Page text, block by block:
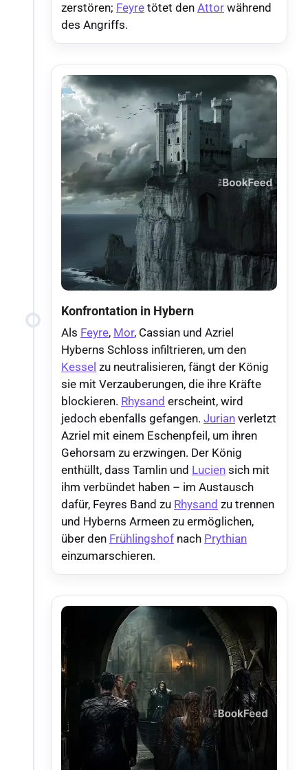
zerstören; Feyre tötet den Attor während
des Angriffs.
Konfrontation in Hybern
Als Feyre, Mor, Cassian und Azriel
Hyberns Schloss infiltrieren, um den
Kessel zu neutralisieren, fängt der König
sie mit Verzauberungen, die ihre Kräfte
blockieren. Rhysand erscheint, wird
jedoch ebenfalls gefangen. Jurian verletzt
Azriel mit einem Eschenpfeil, um ihren
Gehorsam zu erzwingen. Der König
enthüllt, dass Tamlin und Lucien sich mit
ihm verbündet haben – im Austausch
dafür, Feyres Band zu Rhysand zu trennen
und Hyberns Armeen zu ermöglichen,
über den Frühlingshof nach Prythian
einzumarschieren.